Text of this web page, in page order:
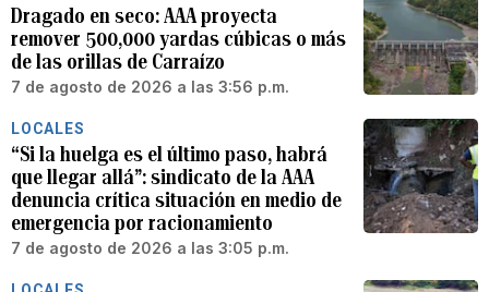
Dragado en seco: AAA proyecta
remover 500,000 yardas cúbicas o más
de las orillas de Carraízo
7 de agosto de 2026 a las 3:56 p.m.
LOCALES
“Si la huelga es el último paso, habrá
que llegar allá”: sindicato de la AAA
denuncia crítica situación en medio de
emergencia por racionamiento
7 de agosto de 2026 a las 3:05 p.m.